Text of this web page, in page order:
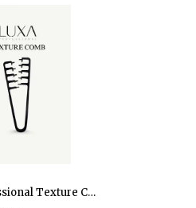
Luxa Professional Texture Comb Profesyonel Saç Doku Tarağı